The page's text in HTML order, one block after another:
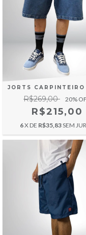
JORTS
R$269,00 20%
R$215,00
6X DE R$35,83SEM